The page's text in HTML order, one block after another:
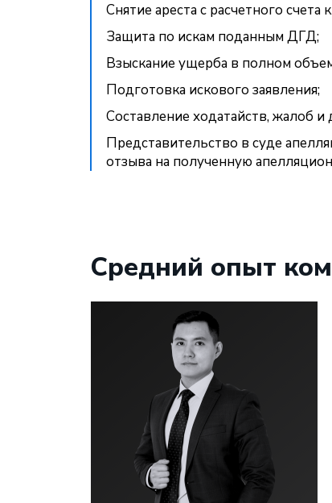
Снятие ареста с расчетного счета
Защита по искам поданным ДГД;
Взыскание ущерба в полном
Подготовка искового заявления;
Составление ходатайств, жалоб и
Представительство в суде
отзыва на полученную
Средний опыт